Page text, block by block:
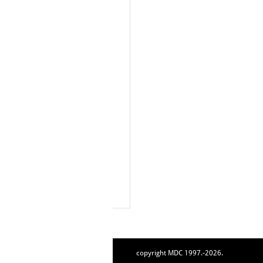
copyright MDC 1997.-2026.